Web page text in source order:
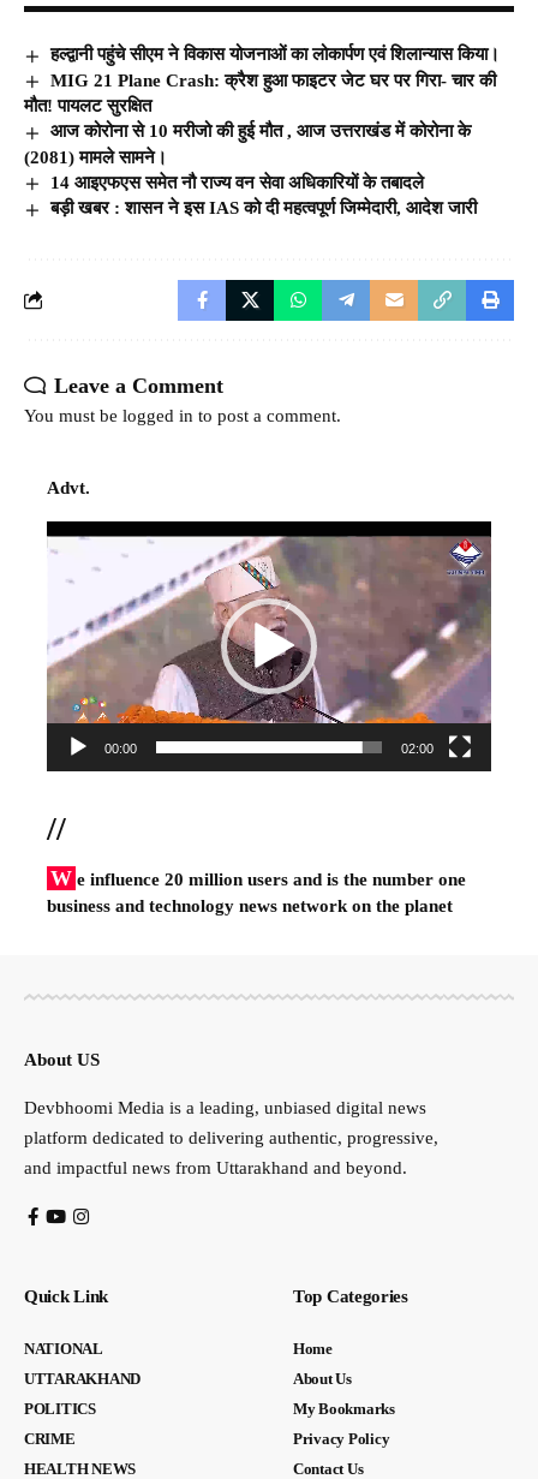
हल्द्वानी पहुंचे सीएम ने विकास योजनाओं का लोकार्पण एवं शिलान्यास किया।
MIG 21 Plane Crash: क्रैश हुआ फाइटर जेट घर पर गिरा- चार की
मौत! पायलट सुरक्षित
आज कोरोना से 10 मरीजो की हुई मौत , आज उत्तराखंड में कोरोना के
(2081) मामले सामने।
14 आइएफएस समेत नौ राज्य वन सेवा अधिकारियों के तबादले
बड़ी खबर : शासन ने इस IAS को दी महत्वपूर्ण जिम्मेदारी, आदेश जारी
Leave a Comment
You must be logged in to post a comment.
Advt.
Video
00:00 02:00
//
W e influence 20 million users and is the number one
business and technology news network on the planet
About US
Devbhoomi Media is a leading, unbiased digital news
platform dedicated to delivering authentic, progressive,
and impactful news from Uttarakhand and beyond.
Quick Link
NATIONAL
UTTARAKHAND
POLITICS
CRIME
HEALTH NEWS
Top Categories
Home
About Us
My Bookmarks
Privacy Policy
Contact Us